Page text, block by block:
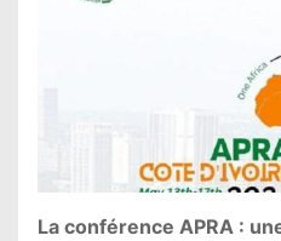
La conférence APRA :